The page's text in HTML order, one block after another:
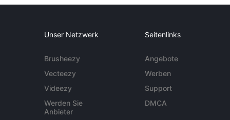
Unser Netzwerk
Brusheezy
Vecteezy
Videezy
Werden Sie
Anbieter
Seitenlinks
Angebote
Werben
Support
DMCA